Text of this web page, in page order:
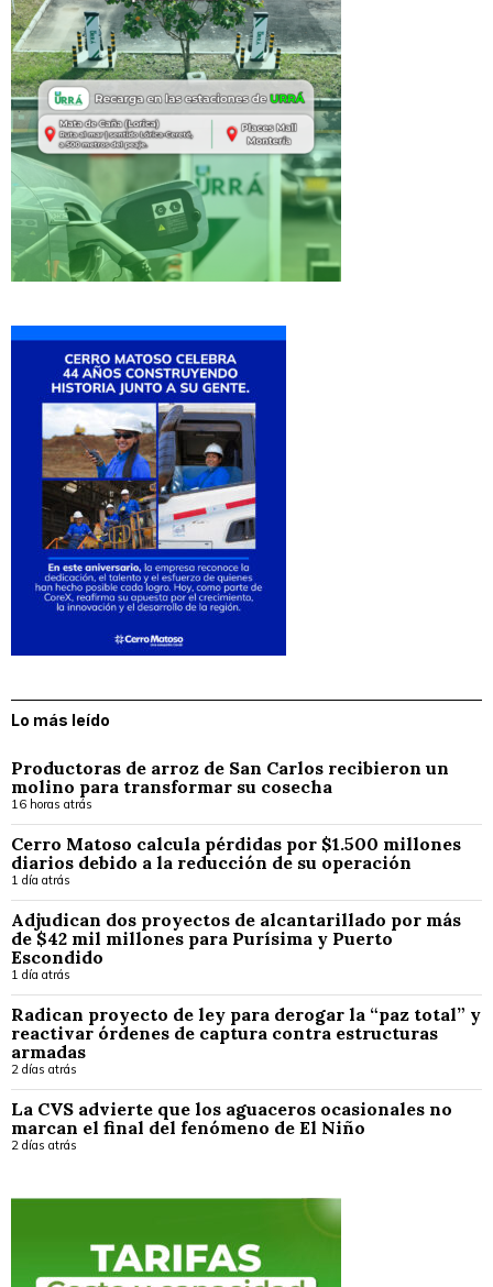
Lo más leído
Productoras de arroz de San Carlos recibieron un
molino para transformar su cosecha
16 horas atrás
Cerro Matoso calcula pérdidas por $1.500 millones
diarios debido a la reducción de su operación
1 día atrás
Adjudican dos proyectos de alcantarillado por más
de $42 mil millones para Purísima y Puerto
Escondido
1 día atrás
Radican proyecto de ley para derogar la “paz total” y
reactivar órdenes de captura contra estructuras
armadas
2 días atrás
La CVS advierte que los aguaceros ocasionales no
marcan el final del fenómeno de El Niño
2 días atrás